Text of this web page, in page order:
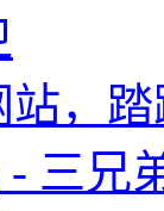
，
- 三兄